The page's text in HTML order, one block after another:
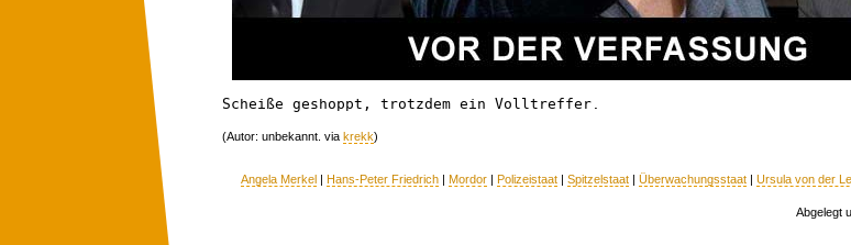
Scheiße geshoppt, trotzdem ein Volltreffer.
(Autor: unbekannt. via krekk)
Angela Merkel | Hans-Peter Friedrich | Mordor | Polizeistaat | Spitzelstaat | Überwachungsstaat | Ursula von der
Abgelegt